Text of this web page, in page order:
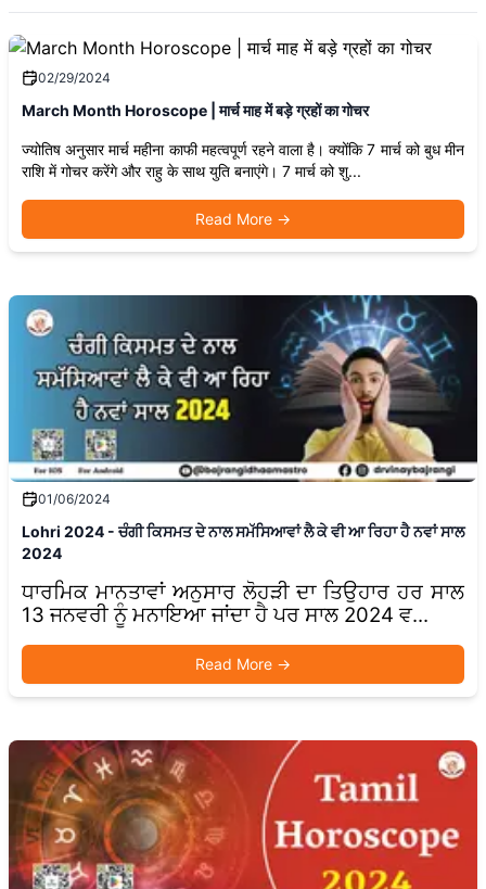
02/29/2024
March Month Horoscope | मार्च माह में बड़े ग्रहों का गोचर
ज्योतिष अनुसार मार्च महीना काफी महत्वपूर्ण रहने वाला है। क्योंकि 7 मार्च को बुध मीन
राशि में गोचर करेंगे और राहु के साथ युति बनाएंगे। 7 मार्च को शु...
Read More →
01/06/2024
Lohri 2024 - ਚੰਗੀ ਕਿਸਮਤ ਦੇ ਨਾਲ ਸਮੱਸਿਆਵਾਂ ਲੈ ਕੇ ਵੀ ਆ ਰਿਹਾ ਹੈ ਨਵਾਂ ਸਾਲ
2024
ਧਾਰਮਿਕ ਮਾਨਤਾਵਾਂ ਅਨੁਸਾਰ ਲੋਹੜੀ ਦਾ ਤਿਉਹਾਰ ਹਰ ਸਾਲ
13 ਜਨਵਰੀ ਨੂੰ ਮਨਾਇਆ ਜਾਂਦਾ ਹੈ ਪਰ ਸਾਲ 2024 ਵ...
Read More →